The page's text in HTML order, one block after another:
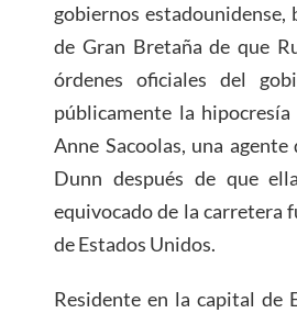
gobiernos estadounidense,
de Gran Bretaña de que
órdenes oficiales del
públicamente la
Anne Sacoolas, una
Dunn después de que
equivocado de la carretera
de Estados Unidos.
Residente en la capital de